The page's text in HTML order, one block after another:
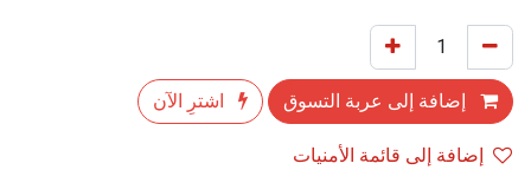
إضافة إلى عربة التسوق
اشترِ الآن
إضافة إلى قائمة الأمنيات